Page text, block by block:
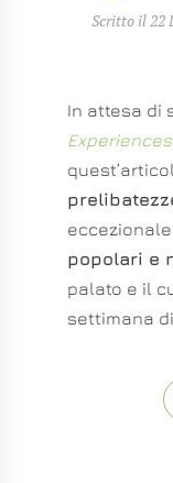
Scritto il 22
In attesa di
popolari e
palato e il
settimana di